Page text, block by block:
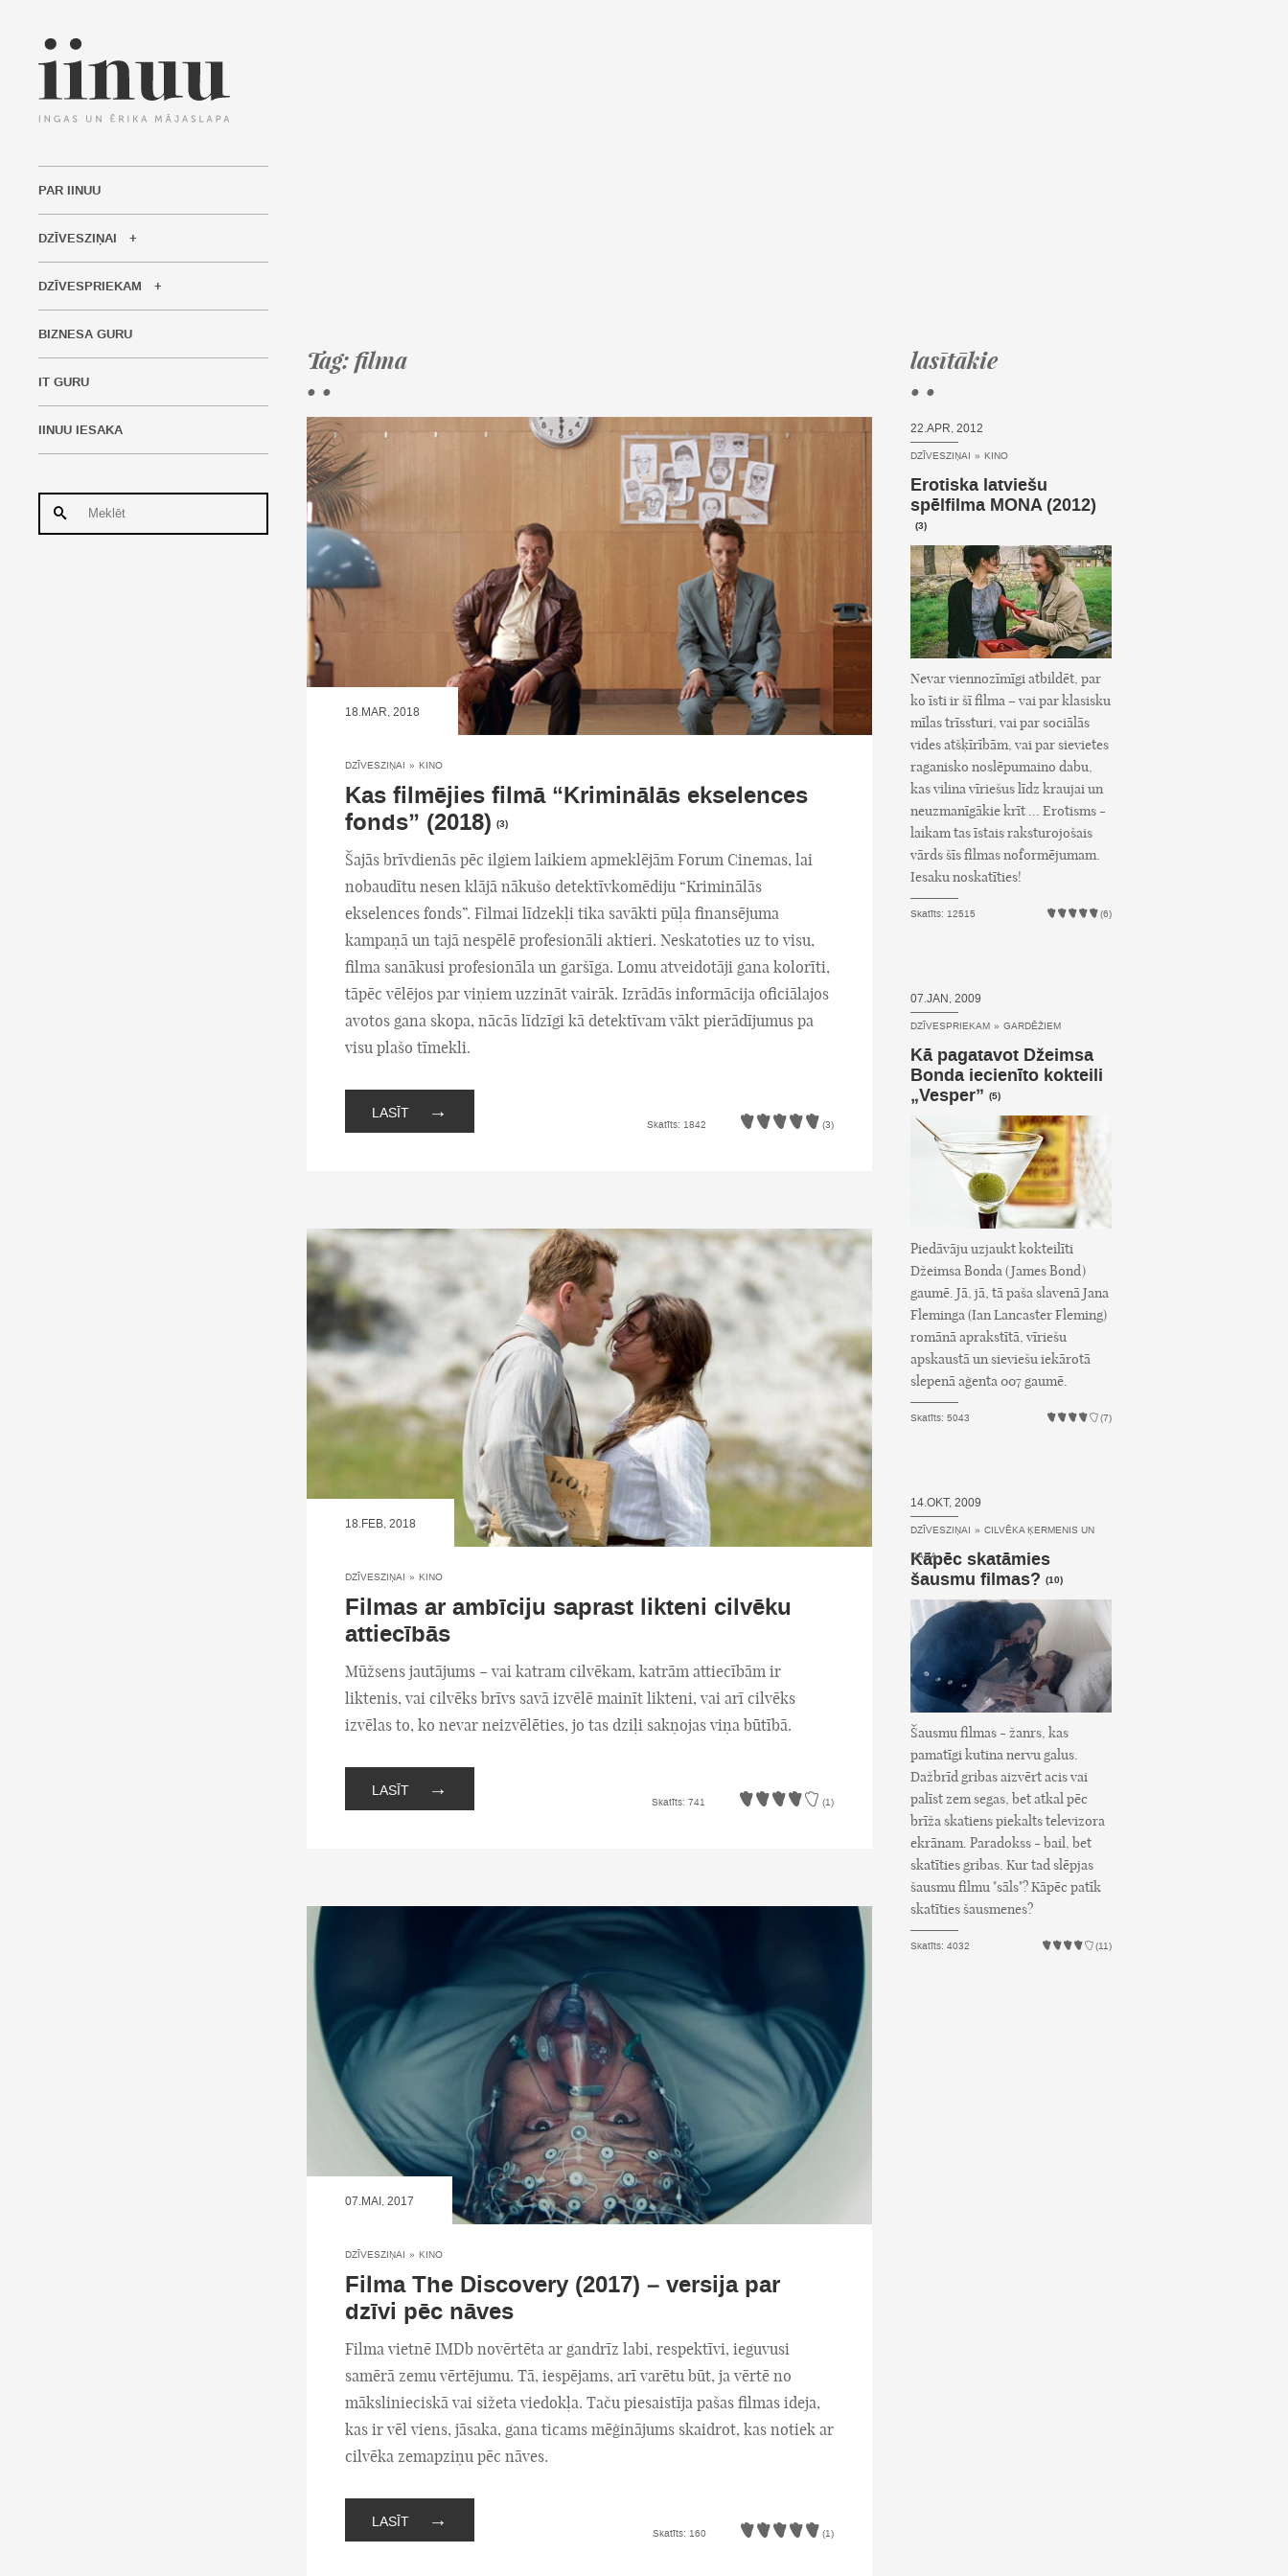
PAR IINUU
DZĪVESZIŅAI
DZĪVESPRIEKAM
BIZNESA GURU
IT GURU
IINUU IESAKA
Tag: filma
• •
18.MAR, 2018
DZĪVESZIŅAI » KINO
Kas filmējies filmā “Kriminālās ekselences
fonds” (2018) (3)
Šajās brīvdienās pēc ilgiem laikiem apmeklējām Forum Cinemas, lai
nobaudītu nesen klājā nākušo detektīvkomēdiju “Kriminālās
ekselences fonds”. Filmai līdzekļi tika savākti pūļa finansējuma
kampaņā un tajā nespēlē profesionāli aktieri. Neskatoties uz to visu,
filma sanākusi profesionāla un garšīga. Lomu atveidotāji gana kolorīti,
tāpēc vēlējos par viņiem uzzināt vairāk. Izrādās informācija oficiālajos
avotos gana skopa, nācās līdzīgi kā detektīvam vākt pierādījumus pa
visu plašo tīmekli.
LASĪT →
Skatīts: 1842 (3)
18.FEB, 2018
DZĪVESZIŅAI » KINO
Filmas ar ambīciju saprast likteni cilvēku
attiecībās
Mūžsens jautājums – vai katram cilvēkam, katrām attiecībām ir
liktenis, vai cilvēks brīvs savā izvēlē mainīt likteni, vai arī cilvēks
izvēlas to, ko nevar neizvēlēties, jo tas dziļi sakņojas viņa būtībā.
LASĪT →
Skatīts: 741 (1)
07.MAI, 2017
DZĪVESZIŅAI » KINO
Filma The Discovery (2017) – versija par
dzīvi pēc nāves
Filma vietnē IMDb novērtēta ar gandrīz labi, respektīvi, ieguvusi
samērā zemu vērtējumu. Tā, iespējams, arī varētu būt, ja vērtē no
mākslinieciskā vai sižeta viedokļa. Taču piesaistīja pašas filmas ideja,
kas ir vēl viens, jāsaka, gana ticams mēģinājums skaidrot, kas notiek ar
cilvēka zemapziņu pēc nāves.
LASĪT →
Skatīts: 160 (1)
lasītākie
• •
22.APR, 2012
DZĪVESZIŅAI » KINO
Erotiska latviešu
spēlfilma MONA (2012)
(3)
Nevar viennozīmīgi atbildēt, par
ko īsti ir šī filma – vai par klasisku
mīlas trīssturi, vai par sociālās
vides atšķīrībām, vai par sievietes
raganisko noslēpumaino dabu,
kas vilina vīriešus līdz kraujai un
neuzmanīgākie krīt ... Erotisms -
laikam tas īstais raksturojošais
vārds šīs filmas noformējumam.
Iesaku noskatīties!
Skatīts: 12515 (6)
07.JAN, 2009
DZĪVESPRIEKAM » GARDĒŽIEM
Kā pagatavot Džeimsa
Bonda iecienīto kokteili
„Vesper” (5)
Piedāvāju uzjaukt kokteilīti
Džeimsa Bonda (James Bond)
gaumē. Jā, jā, tā paša slavenā Jana
Fleminga (Ian Lancaster Fleming)
romānā aprakstītā, vīriešu
apskaustā un sieviešu iekārotā
slepenā aģenta 007 gaumē.
Skatīts: 5043 (7)
14.OKT, 2009
DZĪVESZIŅAI » CILVĒKA ĶERMENIS UN
DABA
Kāpēc skatāmies
šausmu filmas? (10)
Šausmu filmas - žanrs, kas
pamatīgi kutina nervu galus.
Dažbrīd gribas aizvērt acis vai
palīst zem segas, bet atkal pēc
brīža skatiens piekalts televizora
ekrānam. Paradokss - bail, bet
skatīties gribas. Kur tad slēpjas
šausmu filmu "sāls"? Kāpēc patīk
skatīties šausmenes?
Skatīts: 4032 (11)